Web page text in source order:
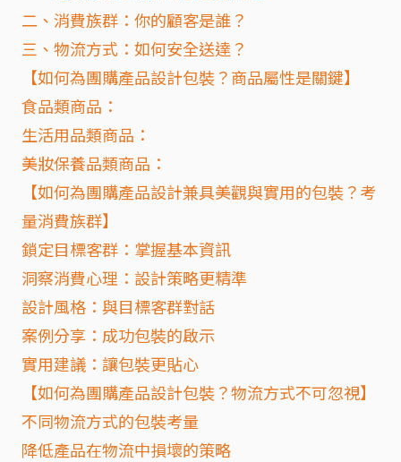
二、消費族群：你的顧客是誰？
三、物流方式：如何安全送達？
【如何為團購產品設計包裝？商品屬性是關鍵】
食品類商品：
生活用品類商品：
美妝保養品類商品：
【如何為團購產品設計兼具美觀與實用的包裝？考
量消費族群】
鎖定目標客群：掌握基本資訊
洞察消費心理：設計策略更精準
設計風格：與目標客群對話
案例分享：成功包裝的啟示
實用建議：讓包裝更貼心
【如何為團購產品設計包裝？物流方式不可忽視】
不同物流方式的包裝考量
降低產品在物流中損壞的策略